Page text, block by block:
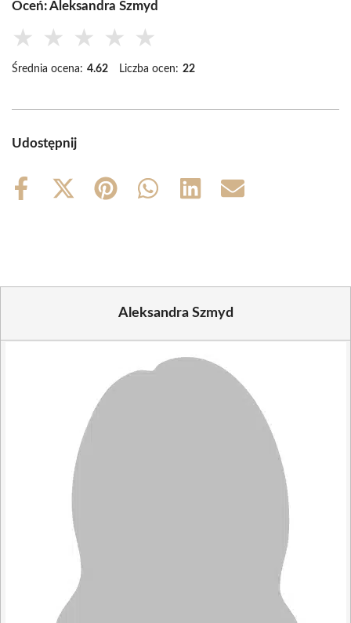
Oceń: Aleksandra Szmyd
★ ★ ★ ★ ★
Średnia ocena: 4.62 Liczba ocen: 22
Udostępnij
Share
Share
Share
Share
Share
Share
Aleksandra Szmyd